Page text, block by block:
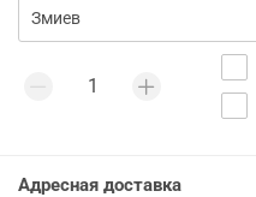
Адресная доставка